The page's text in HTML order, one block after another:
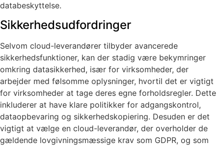
databeskyttelse.
Sikkerhedsudfordringer
Selvom cloud-leverandører tilbyder avancerede
sikkerhedsfunktioner, kan der stadig være bekymringer
omkring datasikkerhed, især for virksomheder, der
arbejder med følsomme oplysninger, hvortil det er vigtigt
for virksomheder at tage deres egne forholdsregler. Dette
inkluderer at have klare politikker for adgangskontrol,
dataopbevaring og sikkerhedskopiering. Desuden er det
vigtigt at vælge en cloud-leverandør, der overholder de
gældende lovgivningsmæssige krav som GDPR, og som